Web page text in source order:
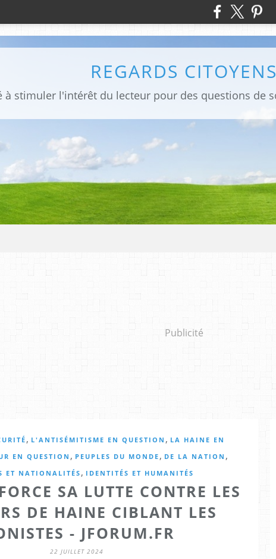
REGARDS CITOYENS
Publicité
, L'ANTISÉMITISME EN QUESTION , LA HAINE EN
EN QUESTION , PEUPLES DU MONDE , DE LA NATION ,
ET NATIONALITÉS , IDENTITÉS ET HUMANITÉS
SA LUTTE CONTRE LES
DE HAINE CIBLANT LES
- JFORUM.FR
22 JUILLET 2024